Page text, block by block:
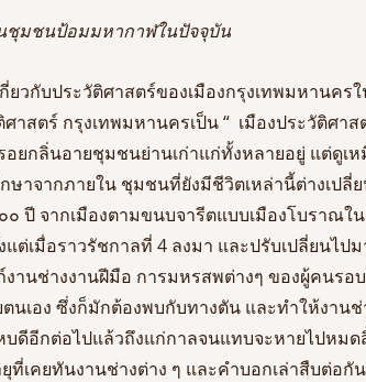
ชุมชนป้อมมหากาฬในปัจจุบัน
วกับประวัติศาสตร์ของเมืองกรุงเทพมหานคร
าสตร์ กรุงเทพมหานครเป็น “  เมืองประวัติศาส
ยกลิ่นอายชุมชนย่านเก่าแก่ทั้งหลายอยู่ แต่ดูเ
าจากภายใน ชุมชนที่ยังมีชีวิตเหล่านี้ต่างเปลี่
ปี จากเมืองตามขนบจารีตแบบเมืองโบราณใน
ต่เมื่อราวรัชกาลที่ 4 ลงมา และปรับเปลี่ยนไป
านช่างงานฝีมือ การมหรสพต่างๆ ของผู้คนรอ
นเอง ซึ่งก็มักต้องพบกับทางตัน และทำให้งานช่
ดีอีกต่อไปแล้วถึงแก่กาลจนแทบจะหายไปหม
ที่เคยทันงานช่างต่าง ๆ และคำบอกเล่าสืบต่อกั